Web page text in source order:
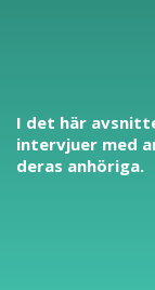
I det här
intervjuer med
deras anhöriga.